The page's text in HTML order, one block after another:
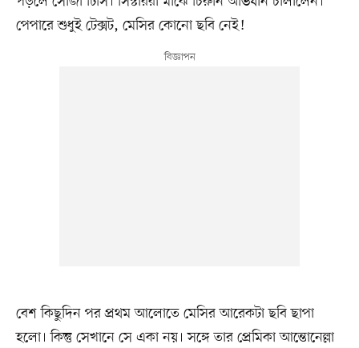
পেপারে শুধুই টেক্সট, মেসির কোনো ছবি নেই!
বেশ কিছুদিন পর প্রথম আলোতে মেসির আরেকটা ছবি ছাপা
হলো। কিন্তু সেখানে সে একা নয়। সঙ্গে তার প্রেমিকা আন্তোনেল্লা